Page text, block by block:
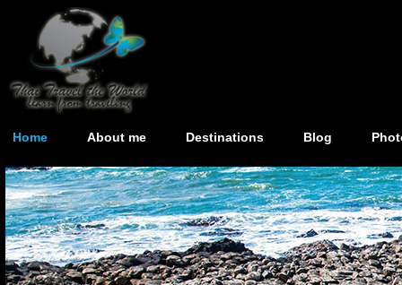
Home About me Destinations Blog